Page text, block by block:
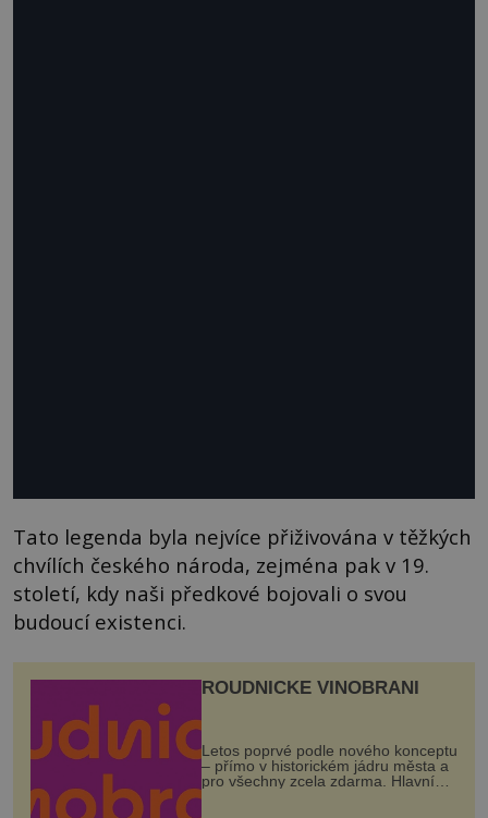
Tato legenda byla nejvíce přiživována v těžkých
chvílích českého národa, zejména pak v 19.
století, kdy naši předkové bojovali o svou
budoucí existenci.
ROUDNICKÉ VINOBRANÍ
Letos poprvé podle nového konceptu
– přímo v historickém jádru města a
pro všechny zcela zdarma. Hlavní
program se odehraje na Karlově a